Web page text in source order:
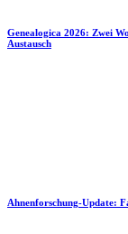
Genealogica 2026: Zwei
Austausch
Ahnenforschung-Update: